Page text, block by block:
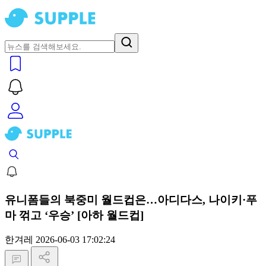
유니폼들의 북중미 월드컵은…아디다스, 나이키·푸
마 꺾고 ‘우승’ [아하 월드컵]
한겨레 2026-06-03 17:02:24